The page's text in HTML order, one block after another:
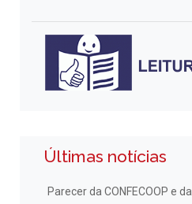
Últimas notícias
Parecer da CONFECOOP e